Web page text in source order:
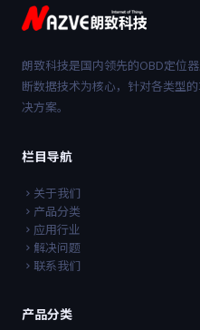
朗致科技是国内领先的OBD定位
断数据技术为核心，针对各类型
决方案。
栏目导航
关于我们
产品分类
应用行业
解决问题
联系我们
产品分类